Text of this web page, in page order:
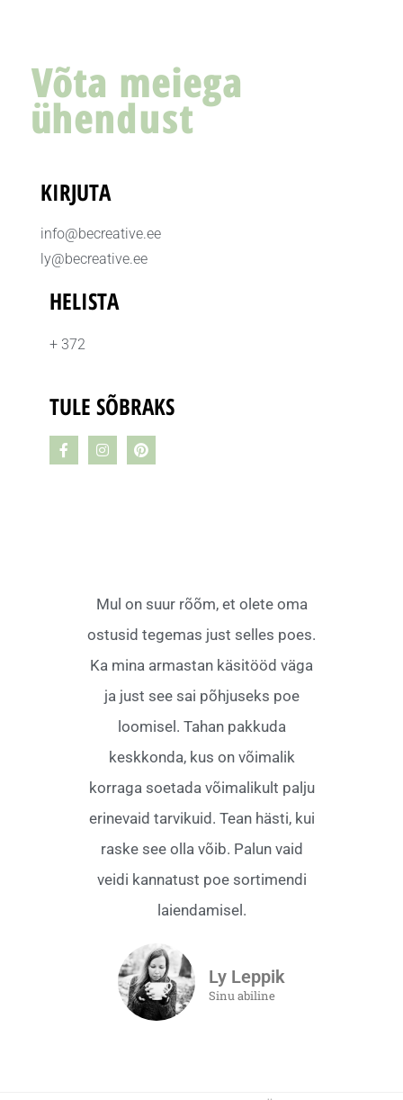
Mul on suur rõõm, et olete oma
ostusid tegemas just selles poes.
Ka mina armastan käsitööd väga
ja just see sai põhjuseks poe
loomisel. Tahan pakkuda
keskkonda, kus on võimalik
korraga soetada võimalikult palju
erinevaid tarvikuid. Tean hästi, kui
raske see olla võib. Palun vaid
veidi kannatust poe sortimendi
laiendamisel.
Ly Leppik
Sinu abiline
Võta meiega
ühendust
KIRJUTA
info@becreative.ee
ly@becreative.ee
HELISTA
+ 372
TULE SÕBRAKS